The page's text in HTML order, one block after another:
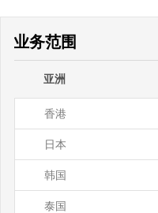
瑙鲁
业务范围
亚洲
香港
日本
韩国
泰国